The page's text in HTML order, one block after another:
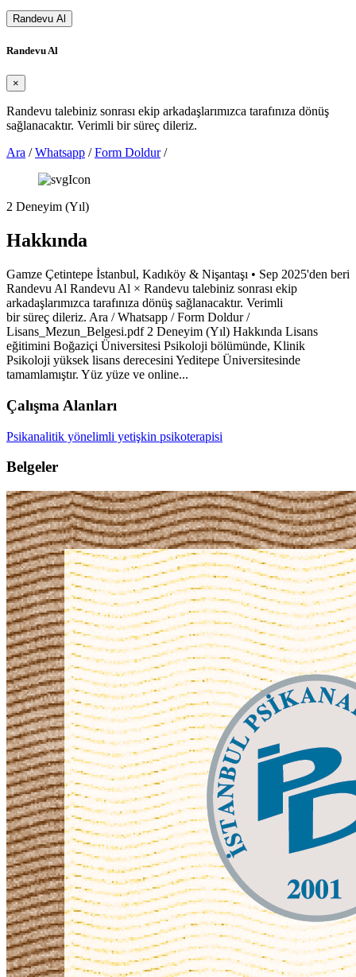
Randevu Al
Randevu Al
×
Randevu talebiniz sonrası ekip arkadaşlarımızca tarafınıza dönüş
sağlanacaktır. Verimli bir süreç dileriz.
Ara /Whatsapp /Form Doldur/
2 Deneyim (Yıl)
Hakkında
Gamze Çetintepe İstanbul, Kadıköy & Nişantaşı • Sep 2025'den beri
Randevu Al Randevu Al × Randevu talebiniz sonrası ekip
arkadaşlarımızca tarafınıza dönüş sağlanacaktır. Verimli
bir süreç dileriz. Ara / Whatsapp / Form Doldur /
Lisans_Mezun_Belgesi.pdf 2 Deneyim (Yıl) Hakkında Lisans
eğitimini Boğaziçi Üniversitesi Psikoloji bölümünde, Klinik
Psikoloji yüksek lisans derecesini Yeditepe Üniversitesinde
tamamlamıştır. Yüz yüze ve online...
Çalışma Alanları
Psikanalitik yönelimli yetişkin psikoterapisi
Belgeler